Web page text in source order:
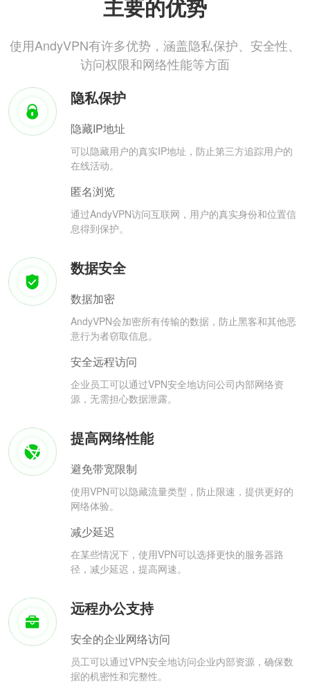
主要的优势
使用AndyVPN有许多优势，涵盖隐私保护、安全性、
访问权限和网络性能等方面
隐私保护
隐藏IP地址
可以隐藏用户的真实IP地址，防止第三方追踪用户的
在线活动。
匿名浏览
通过AndyVPN访问互联网，用户的真实身份和位置信
息得到保护。
数据安全
数据加密
AndyVPN会加密所有传输的数据，防止黑客和其他恶
意行为者窃取信息。
安全远程访问
企业员工可以通过VPN安全地访问公司内部网络资
源，无需担心数据泄露。
提高网络性能
避免带宽限制
使用VPN可以隐藏流量类型，防止限速，提供更好的
网络体验。
减少延迟
在某些情况下，使用VPN可以选择更快的服务器路
径，减少延迟，提高网速。
远程办公支持
安全的企业网络访问
员工可以通过VPN安全地访问企业内部资源，确保数
据的机密性和完整性。